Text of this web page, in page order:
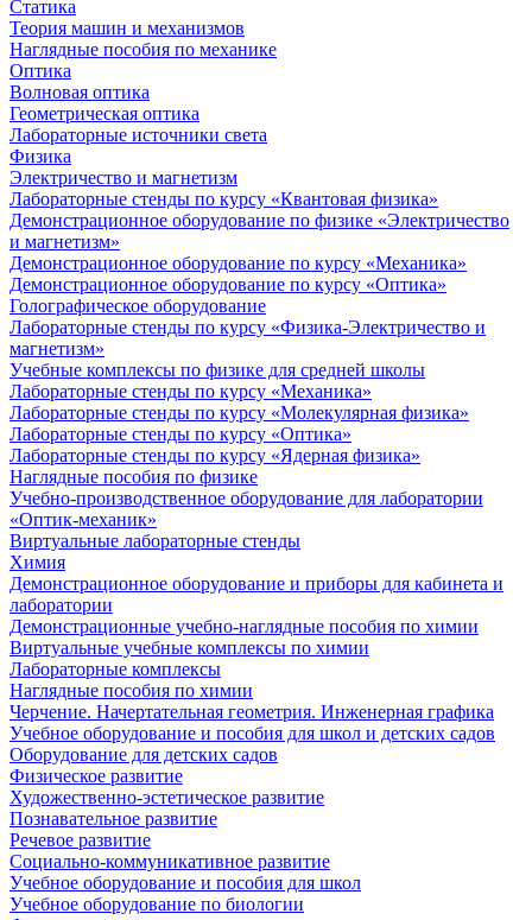
Статика
Теория машин и механизмов
Наглядные пособия по механике
Оптика
Волновая оптика
Геометрическая оптика
Лабораторные источники света
Физика
Электричество и магнетизм
Лабораторные стенды по курсу «Квантовая физика»
Демонстрационное оборудование по физике «Электричество
и магнетизм»
Демонстрационное оборудование по курсу «Механика»
Демонстрационное оборудование по курсу «Оптика»
Голографическое оборудование
Лабораторные стенды по курсу «Физика-Электричество и
магнетизм»
Учебные комплексы по физике для средней школы
Лабораторные стенды по курсу «Механика»
Лабораторные стенды по курсу «Молекулярная физика»
Лабораторные стенды по курсу «Оптика»
Лабораторные стенды по курсу «Ядерная физика»
Наглядные пособия по физике
Учебно-производственное оборудование для лаборатории
«Оптик-механик»
Виртуальные лабораторные стенды
Химия
Демонстрационное оборудование и приборы для кабинета и
лаборатории
Демонстрационные учебно-наглядные пособия по химии
Виртуальные учебные комплексы по химии
Лабораторные комплексы
Наглядные пособия по химии
Черчение. Начертательная геометрия. Инженерная графика
Учебное оборудование и пособия для школ и детских садов
Оборудование для детских садов
Физическое развитие
Художественно-эстетическое развитие
Познавательное развитие
Речевое развитие
Социально-коммуникативное развитие
Учебное оборудование и пособия для школ
Учебное оборудование по биологии